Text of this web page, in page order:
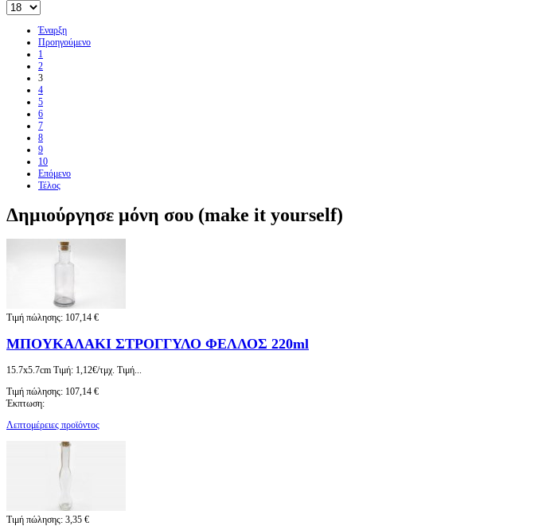
Έναρξη
Προηγούμενο
1
2
3
4
5
6
7
8
9
10
Επόμενο
Τέλος
Δημιούργησε μόνη σου (make it yourself)
Τιμή πώλησης: 107,14 €
ΜΠΟΥΚΑΛΑΚΙ ΣΤΡΟΓΓΥΛΟ ΦΕΛΛΟΣ 220ml
15.7x5.7cm Τιμή: 1,12€/τμχ. Τιμή...
Τιμή πώλησης: 107,14 €
Έκπτωση:
Λεπτομέρειες προϊόντος
Τιμή πώλησης: 3,35 €